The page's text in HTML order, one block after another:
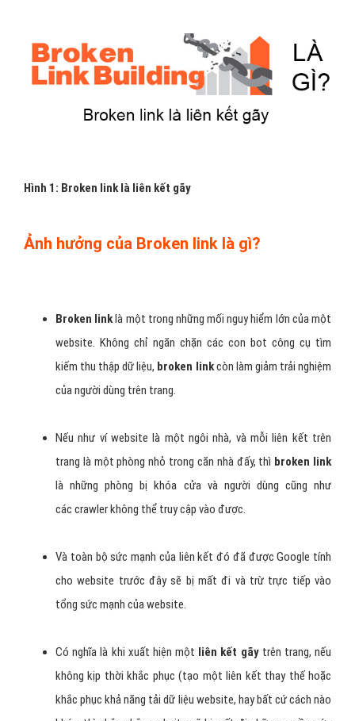
Hình 1: Broken link là liên kết gãy
Ảnh hưởng của Broken link là gì?
Broken linklà một trong những mối nguy hiểm lớn của một
website. Không chỉ ngăn chặn các con bot công cụ tìm
kiếm thu thập dữ liệu, broken linkcòn làm giảm trải nghiệm
của người dùng trên trang.
Nếu như ví website là một ngôi nhà, và mỗi liên kết trên
trang là một phòng nhỏ trong căn nhà đấy, thì broken link
là những phòng bị khóa cửa và người dùng cũng như
các crawler không thể truy cập vào được.
Và toàn bộ sức mạnh của liên kết đó đã được Google tính
cho website trước đây sẽ bị mất đi và trừ trực tiếp vào
tổng sức mạnh của website.
Có nghĩa là khi xuất hiện một liên kết gãytrên trang, nếu
không kịp thời khắc phục (tạo một liên kết thay thế hoặc
khắc phục khả năng tải dữ liệu website, hay bất cứ cách nào